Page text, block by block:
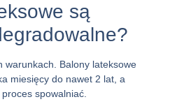
są
warunkach. Balony lateksowe
miesięcy do nawet 2 lat, a
spowalniać.